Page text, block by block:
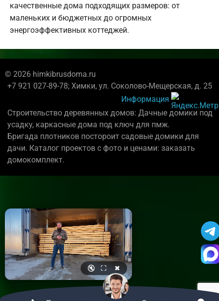
качественные дома подходящих размеров: от
маленьких и бюджетных до огромных
энергоэффективных коттеджей.
© 2026 himkibrusdoma.ru
+7 921 027-89-78; Химки, ул. Соколово-Мещерская, д. 25
Информация
Строительство деревянных домов: Дачные домики под
усадку, каркасные дома под ключ для пмж.
Бригада плотников постороит садовые домики для
дачи. Каталог проектов с фото и ценами: заказать
домокомплект.
🔇 ⛶ ✖